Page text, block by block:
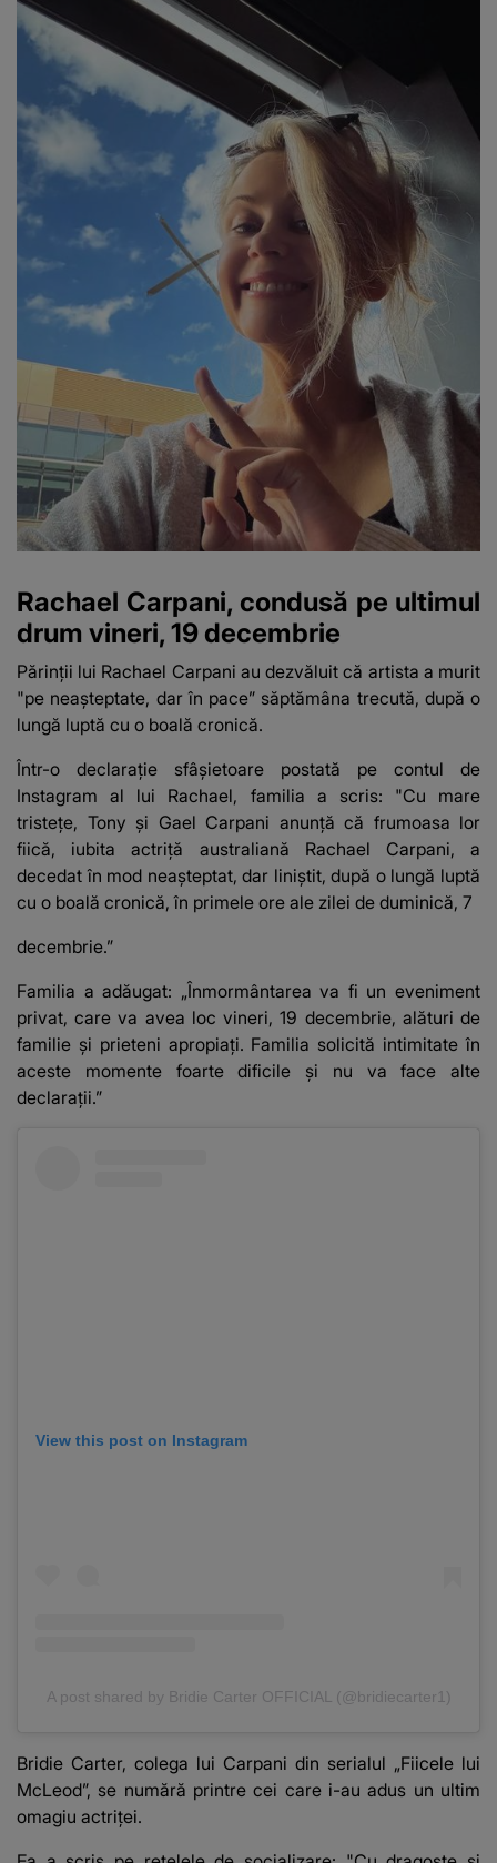
Rachael Carpani, condusă pe ultimul
drum vineri, 19 decembrie
Părinții lui Rachael Carpani au dezvăluit că artista a murit
"pe neașteptate, dar în pace” săptămâna trecută, după o
lungă luptă cu o boală cronică.
Într-o declarație sfâșietoare postată pe contul de
Instagram al lui Rachael, familia a scris: "Cu mare
tristețe, Tony și Gael Carpani anunță că frumoasa lor
fiică, iubita actriță australiană Rachael Carpani, a
decedat în mod neașteptat, dar liniștit, după o lungă luptă
cu o boală cronică, în primele ore ale zilei de duminică, 7
decembrie.”
Familia a adăugat: „Înmormântarea va fi un eveniment
privat, care va avea loc vineri, 19 decembrie, alături de
familie și prieteni apropiați. Familia solicită intimitate în
aceste momente foarte dificile și nu va face alte
declarații.”
View this post on Instagram
A post shared by Bridie Carter OFFICIAL (@bridiecarter1)
Bridie Carter, colega lui Carpani din serialul „Fiicele lui
McLeod”, se numără printre cei care i-au adus un ultim
omagiu actriței.